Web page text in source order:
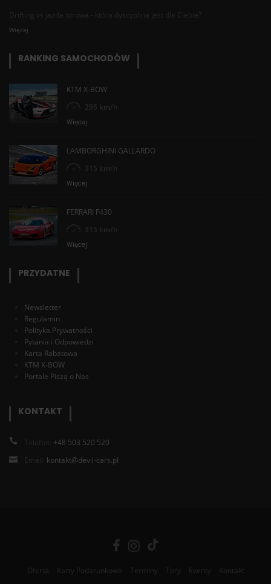
Drifting vs jazda torowa - która dyscyplina jest dla Ciebie?
Więcej
RANKING SAMOCHODÓW
KTM X-BOW
295 km/h
Więcej
LAMBORGHINI GALLARDO
315 km/h
Więcej
FERRARI F430
315 km/h
Więcej
PRZYDATNE
Newsletter
Regulamin
Polityka Prywatności
Pytania i Odpowiedzi
Karta Rabatowa
KTM X-BOW
Portale Piszą o Nas
KONTAKT
Telefon: +48 503 520 520
Email: kontakt@devil-cars.pl
Oferta Karty Podarunkowe Terminy Tory Eventy Kontakt